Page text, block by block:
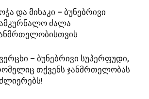
და მიხაკი – ბუნებრივი
ძალა
– ბუნებრივი სუპერფუდი,
თქვენს ჯანმრთელობას